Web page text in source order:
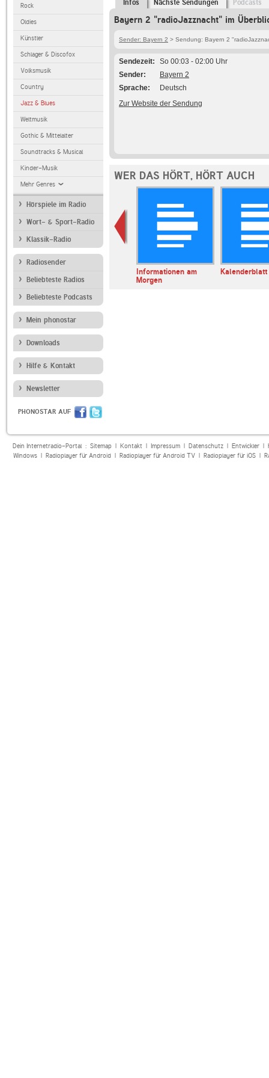
Rock
Oldies
Künstler
Schlager & Discofox
Volksmusik
Country
Jazz & Blues
Weltmusik
Gothic & Mittelalter
Soundtracks & Musical
Kinder-Musik
Mehr Genres
Hörspiele im Radio
Wort- & Sport-Radio
Klassik-Radio
Radiosender
Beliebteste Radios
Beliebteste Podcasts
Mein phonostar
Downloads
Hilfe & Kontakt
Newsletter
PHONOSTAR AUF
Infos Nächste Sendungen Podcasts
Bayern 2 "radioJazznacht" im
Sender: Bayern 2 > Sendung: Bayern 2
Sendezeit
So 00:03 - 02:00 Uhr
Sender
Bayern 2
Sprache
Deutsch
Zur Website der Sendung
WER DAS HÖRT, HÖRT AUCH
Jazz
Informationen am
Morgen
Kalenderblatt
Dein Internetradio-Portal : Sitemap| Kontakt| Impressum| Datenschutz| Entwickler|
Windows| Radioplayer für Android| Radioplayer für Android TV| Radioplayer für iOS|